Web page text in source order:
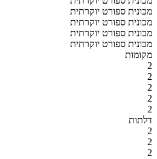
מכונית ספורט יוקרתית
מכונית ספורט יוקרתית
מכונית ספורט יוקרתית
מכונית ספורט יוקרתית
מקומות
2
2
2
2
2
דלתות
2
2
2